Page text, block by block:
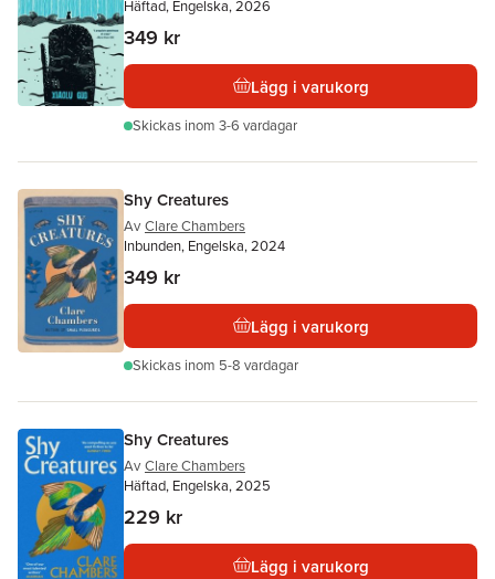
Häftad, Engelska, 2026
349 kr
Lägg i varukorg
Skickas inom 3-6 vardagar
Shy Creatures
Av Clare Chambers
Inbunden, Engelska, 2024
349 kr
Lägg i varukorg
Skickas inom 5-8 vardagar
Shy Creatures
Av Clare Chambers
Häftad, Engelska, 2025
229 kr
Lägg i varukorg